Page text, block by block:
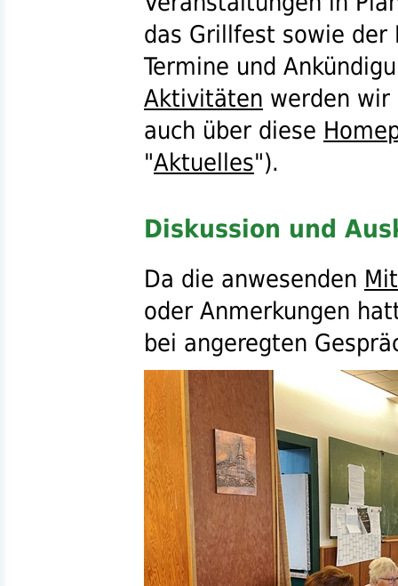
das Grillfest sowie der
Termine und
Aktivitäten werden
auch über diese
"Aktuelles").
Diskussion und
Da die anwesenden
oder Anmerkungen
bei angeregten